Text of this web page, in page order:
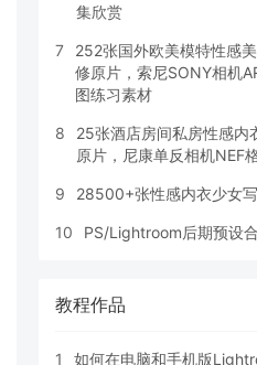
集欣赏
7
252张国外欧美模特性感
修原片，索尼SONY相机
图练习素材
8
25张酒店房间私房性感内
原片，尼康单反相机NEF
9 28500+张性感内衣少女
10 PS/Lightroom后期预设
教程作品
1
如何在电脑和手机版